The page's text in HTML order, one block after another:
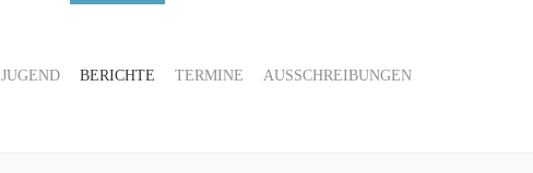
JUGEND BERICHTE TERMINE AUSSCHREIBUNGEN